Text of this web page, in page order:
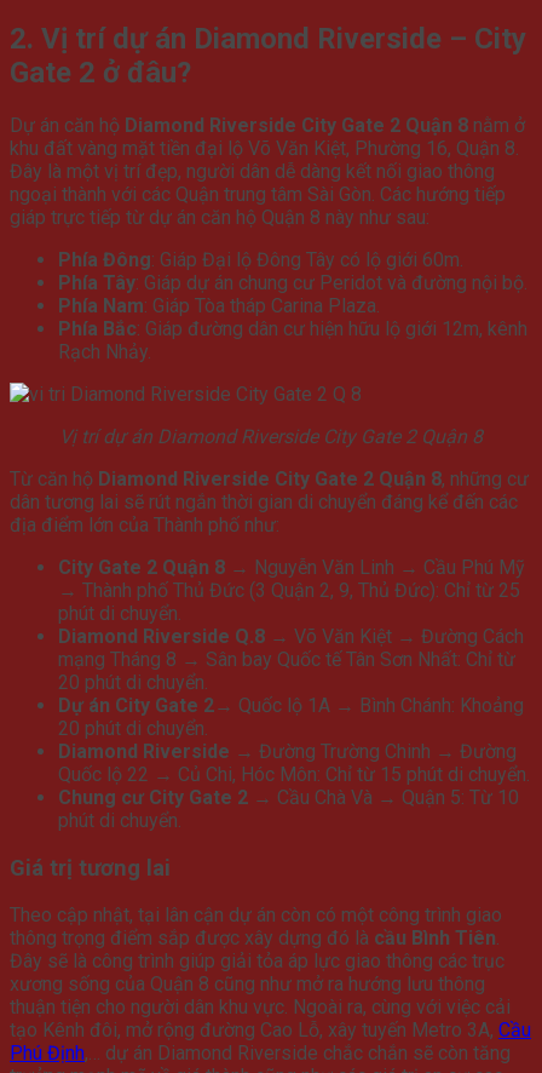
2. Vị trí dự án Diamond Riverside – City
Gate 2 ở đâu?
Dự án căn hộ Diamond Riverside City Gate 2 Quận 8 nằm ở
khu đất vàng mặt tiền đại lộ Võ Văn Kiệt, Phường 16, Quận 8.
Đây là một vị trí đẹp, người dân dễ dàng kết nối giao thông
ngoại thành với các Quận trung tâm Sài Gòn. Các hướng tiếp
giáp trực tiếp từ dự án căn hộ Quận 8 này như sau:
Phía Đông: Giáp Đại lộ Đông Tây có lộ giới 60m.
Phía Tây: Giáp dự án chung cư Peridot và đường nội bộ.
Phía Nam: Giáp Tòa tháp Carina Plaza.
Phía Bắc: Giáp đường dân cư hiện hữu lộ giới 12m, kênh
Rạch Nhảy.
Vị trí dự án Diamond Riverside City Gate 2 Quận 8
Từ căn hộ Diamond Riverside City Gate 2 Quận 8, những cư
dân tương lai sẽ rút ngắn thời gian di chuyển đáng kể đến các
địa điểm lớn của Thành phố như:
City Gate 2 Quận 8 → Nguyễn Văn Linh → Cầu Phú Mỹ
→ Thành phố Thủ Đức (3 Quận 2, 9, Thủ Đức): Chỉ từ 25
phút di chuyển.
Diamond Riverside Q.8 → Võ Văn Kiệt → Đường Cách
mạng Tháng 8 → Sân bay Quốc tế Tân Sơn Nhất: Chỉ từ
20 phút di chuyển.
Dự án City Gate 2→ Quốc lộ 1A → Bình Chánh: Khoảng
20 phút di chuyển.
Diamond Riverside → Đường Trường Chinh → Đường
Quốc lộ 22 → Củ Chi, Hóc Môn: Chỉ từ 15 phút di chuyển.
Chung cư City Gate 2 → Cầu Chà Và → Quận 5: Từ 10
phút di chuyển.
Giá trị tương lai
Theo cập nhật, tại lân cận dự án còn có một công trình giao
thông trọng điểm sắp được xây dựng đó là cầu Bình Tiên.
Đây sẽ là công trình giúp giải tỏa áp lực giao thông các trục
xương sống của Quận 8 cũng như mở ra hướng lưu thông
thuận tiện cho người dân khu vực. Ngoài ra, cùng với việc cải
tạo Kênh đôi, mở rộng đường Cao Lỗ, xây tuyến Metro 3A, Cầu
Phú Định,… dự án Diamond Riverside chắc chắn sẽ còn tăng